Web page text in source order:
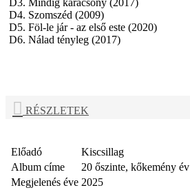
D4. Szomszéd (2009)
D5. Föl-le jár - az első este (2020)
D6. Nálad tényleg (2017)
RÉSZLETEK
Előadó
Kiscsillag
Album címe
20 őszinte, kőkemény év
Megjelenés éve 2025